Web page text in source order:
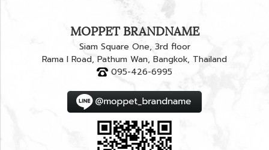
MOPPET BRANDNAME
Siam Square One, 3rd floor
Rama I Road, Pathum Wan, Bangkok, Thailand
095-426-6995